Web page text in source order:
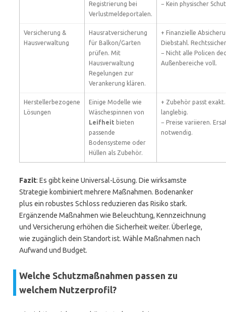
Registrierung bei
Verlustmeldeportalen.
− Kein physischer
Versicherung &
Hausverwaltung
Hausratversicherung
für Balkon/Garten
prüfen. Mit
Hausverwaltung
Regelungen zur
Verankerung klären.
+ Finanzielle
Diebstahl.
− Nicht alle Policen
Außenbereiche voll.
Herstellerbezogene
Lösungen
Einige Modelle wie
Wäschespinnen von
Leifheit bieten
passende
Bodensysteme oder
Hüllen als Zubehör.
+ Zubehör passt
langlebig.
− Preise variieren.
notwendig.
Fazit: Es gibt keine Universal-Lösung. Die wirksamste
Strategie kombiniert mehrere Maßnahmen. Bodenanker
plus ein robustes Schloss reduzieren das Risiko stark.
Ergänzende Maßnahmen wie Beleuchtung, Kennzeichnung
und Versicherung erhöhen die Sicherheit weiter. Überlege,
wie zugänglich dein Standort ist. Wähle Maßnahmen nach
Aufwand und Budget.
Welche Schutzmaßnahmen passen zu
welchem Nutzerprofil?